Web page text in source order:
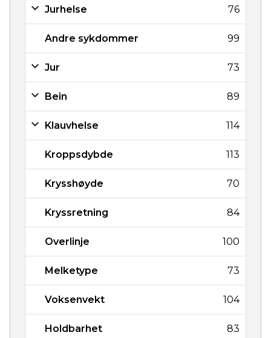
Jurhelse 76
Andre sykdommer 99
Jur 73
Bein 89
Klauvhelse 114
Kroppsdybde 113
Krysshøyde 70
Kryssretning 84
Overlinje 100
Melketype 73
Voksenvekt 104
Holdbarhet 83